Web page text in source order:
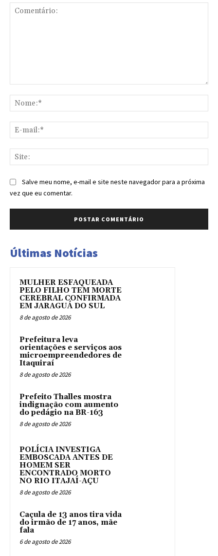
Salve meu nome, e-mail e site neste navegador para a próxima
vez que eu comentar.
Últimas Notícias
MULHER ESFAQUEADA
PELO FILHO TEM MORTE
CEREBRAL CONFIRMADA
EM JARAGUÁ DO SUL
8 de agosto de 2026
Prefeitura leva
orientações e serviços aos
microempreendedores de
Itaquiraí
8 de agosto de 2026
Prefeito Thalles mostra
indignação com aumento
do pedágio na BR-163
8 de agosto de 2026
POLÍCIA INVESTIGA
EMBOSCADA ANTES DE
HOMEM SER
ENCONTRADO MORTO
NO RIO ITAJAÍ-AÇU
8 de agosto de 2026
Caçula de 13 anos tira vida
do irmão de 17 anos, mãe
fala
6 de agosto de 2026